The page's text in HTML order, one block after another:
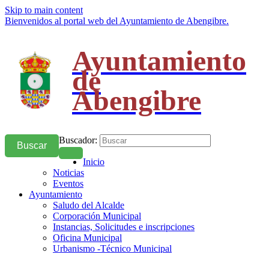
Skip to main content
Bienvenidos al portal web del Ayuntamiento de Abengibre.
Ayuntamiento
de
Abengibre
Buscador:
Buscar
Inicio
Noticias
Eventos
Ayuntamiento
Saludo del Alcalde
Corporación Municipal
Instancias, Solicitudes e inscripciones
Oficina Municipal
Urbanismo -Técnico Municipal